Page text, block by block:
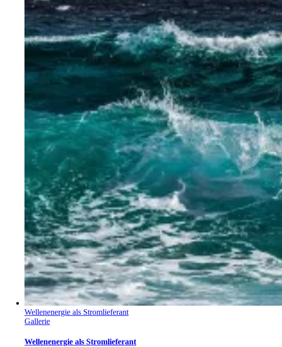
Wellenenergie als Stromlieferant
Gallerie
Wellenenergie als Stromlieferant